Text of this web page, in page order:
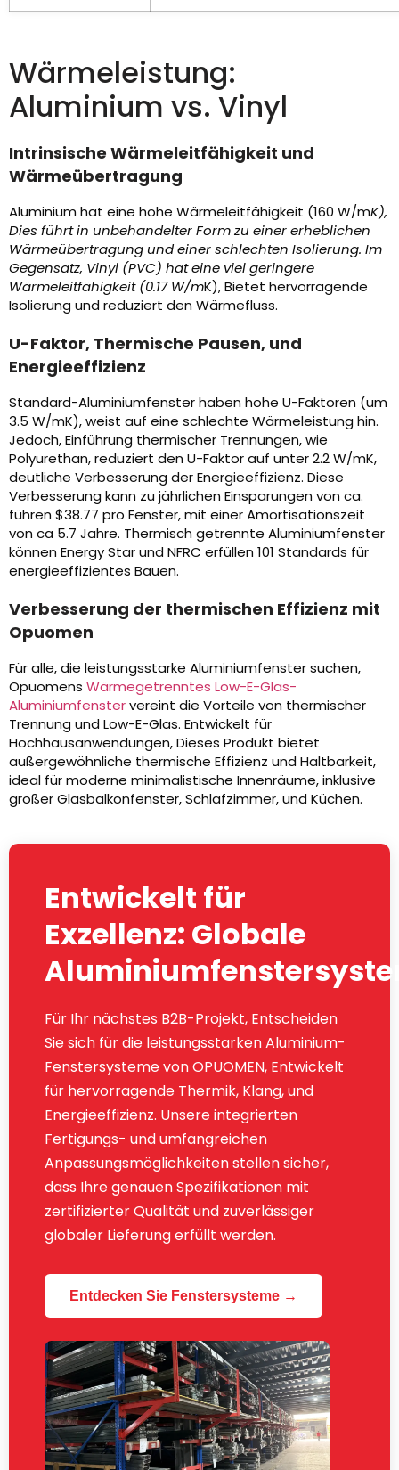
Wärmeleistung:
Aluminium vs. Vinyl
Intrinsische Wärmeleitfähigkeit und
Wärmeübertragung
Aluminium hat eine hohe Wärmeleitfähigkeit (160 W/mK),
Dies führt in unbehandelter Form zu einer erheblichen
Wärmeübertragung und einer schlechten Isolierung. Im
Gegensatz, Vinyl (PVC) hat eine viel geringere
Wärmeleitfähigkeit (0.17 W/mK), Bietet hervorragende
Isolierung und reduziert den Wärmefluss.
U-Faktor, Thermische Pausen, und
Energieeffizienz
Standard-Aluminiumfenster haben hohe U-Faktoren (um
3.5 W/mK), weist auf eine schlechte Wärmeleistung hin.
Jedoch, Einführung thermischer Trennungen, wie
Polyurethan, reduziert den U-Faktor auf unter 2.2 W/mK,
deutliche Verbesserung der Energieeffizienz. Diese
Verbesserung kann zu jährlichen Einsparungen von ca.
führen $38.77 pro Fenster, mit einer Amortisationszeit
von ca 5.7 Jahre. Thermisch getrennte Aluminiumfenster
können Energy Star und NFRC erfüllen 101 Standards für
energieeffizientes Bauen.
Verbesserung der thermischen Effizienz mit
Opuomen
Für alle, die leistungsstarke Aluminiumfenster suchen,
Opuomens Wärmegetrenntes Low-E-Glas-
Aluminiumfenstervereint die Vorteile von thermischer
Trennung und Low-E-Glas. Entwickelt für
Hochhausanwendungen, Dieses Produkt bietet
außergewöhnliche thermische Effizienz und Haltbarkeit,
ideal für moderne minimalistische Innenräume, inklusive
großer Glasbalkonfenster, Schlafzimmer, und Küchen.
Entwickelt für
Exzellenz: Globale
Für Ihr nächstes B2B-Projekt, Entscheiden
Sie sich für die leistungsstarken Aluminium-
Fenstersysteme von OPUOMEN, Entwickelt
für hervorragende Thermik, Klang, und
Energieeffizienz. Unsere integrierten
Fertigungs- und umfangreichen
Anpassungsmöglichkeiten stellen sicher,
dass Ihre genauen Spezifikationen mit
zertifizierter Qualität und zuverlässiger
globaler Lieferung erfüllt werden.
Entdecken Sie Fenstersysteme →